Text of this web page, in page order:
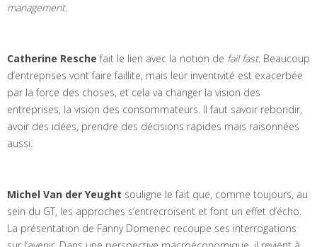
management.
Catherine Resche fait le lien avec la notion de fail fast. Beaucoup
d’entreprises vont faire faillite, mais leur inventivité est exacerbée
par la force des choses, et cela va changer la vision des
entreprises, la vision des consommateurs. Il faut savoir rebondir,
avoir des idées, prendre des décisions rapides mais raisonnées
aussi.
Michel Van der Yeught souligne le fait que, comme toujours, au
sein du GT, les approches s’entrecroisent et font un effet d’écho.
La présentation de Fanny Domenec recoupe ses interrogations